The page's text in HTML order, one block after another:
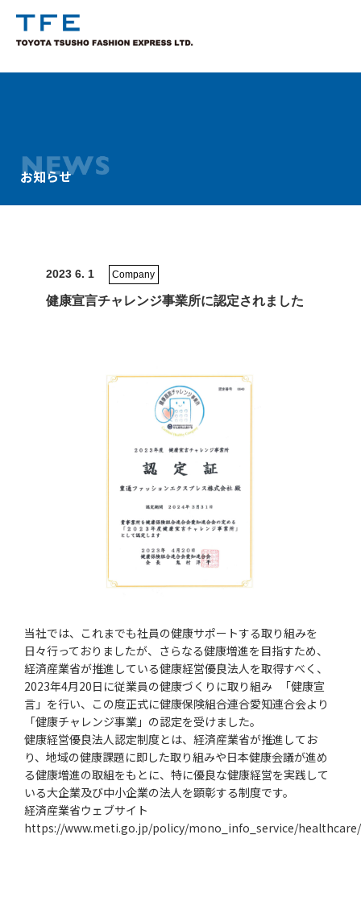
お知らせ
2023 6. 1 Company
健康宣言チャレンジ事業所に認定されました
当社では、これまでも社員の健康サポートする取り組みを
日々行っておりましたが、さらなる健康増進を目指すため、
経済産業省が推進している健康経営優良法人を取得すべく、
2023年4月20日に従業員の健康づくりに取り組み 「健康宣
言」を行い、この度正式に健康保険組合連合愛知連合会より
「健康チャレンジ事業」の認定を受けました。
健康経営優良法人認定制度とは、経済産業省が推進してお
り、地域の健康課題に即した取り組みや日本健康会議が進め
る健康増進の取組をもとに、特に優良な健康経営を実践して
いる大企業及び中小企業の法人を顕彰する制度です。
経済産業省ウェブサイト
https://www.meti.go.jp/policy/mono_info_service/